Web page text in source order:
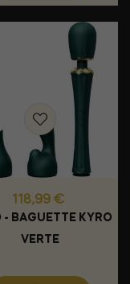
Prix
118,99 €
- BAGUETTE KYRO
VERTE